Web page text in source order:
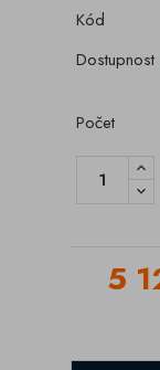
Kód
Dostupnost
Počet
5